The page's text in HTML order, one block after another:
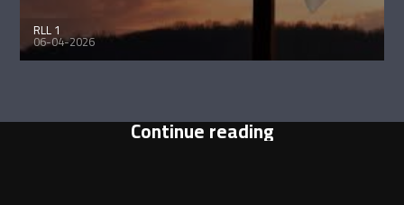
RLL 1
06-04-2026
Continue reading